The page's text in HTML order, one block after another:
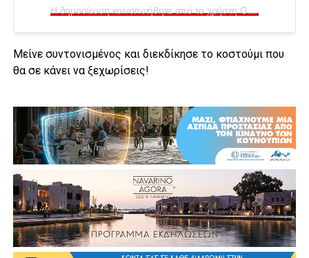
Η δημοσίευση κοινοποιήθηκε από το χρήστη Giota Sipsa (@endimata.niki)
Μείνε συντονισμένος και διεκδίκησε το κοστούμι που
θα σε κάνει να ξεχωρίσεις!